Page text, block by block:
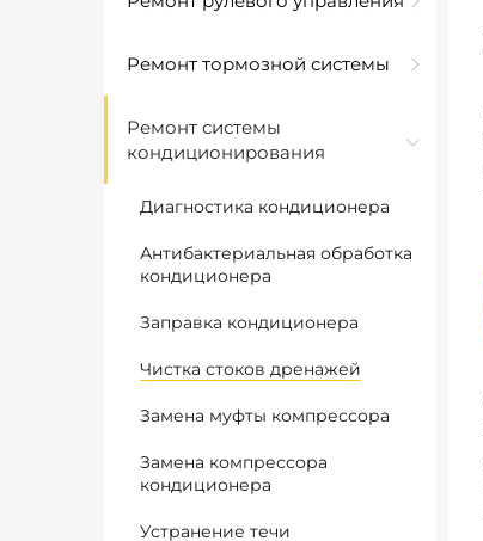
Ремонт тормозной системы
Ремонт системы
кондиционирования
Диагностика кондиционера
Антибактериальная обработка
кондиционера
Заправка кондиционера
Чистка стоков дренажей
Замена муфты компрессора
Замена компрессора
кондиционера
Устранение течи